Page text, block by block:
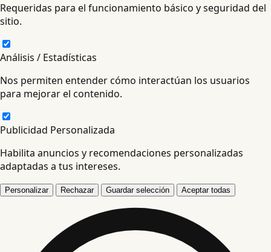
Requeridas para el funcionamiento básico y seguridad del
sitio.
Análisis / Estadísticas
Nos permiten entender cómo interactúan los usuarios
para mejorar el contenido.
Publicidad Personalizada
Habilita anuncios y recomendaciones personalizadas
adaptadas a tus intereses.
Personalizar Rechazar Guardar selección Aceptar todas